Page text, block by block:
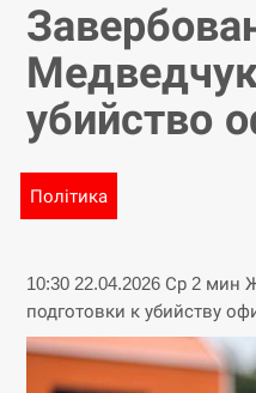
убийство
Політика
10:30 22.04.2026 Ср 2
подготовки к убийству